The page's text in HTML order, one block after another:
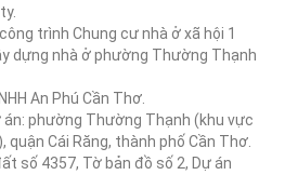
trình Chung cư nhà ở xã hội 1
dựng nhà ở phường Thường Thạnh
An Phú Cần Thơ.
phường Thường Thạnh (khu vực
quận Cái Răng, thành phố Cần Thơ.
số 4357, Tờ bản đồ số 2, Dự án